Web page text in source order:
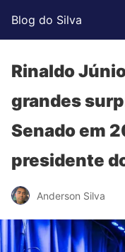
Blog do Silva
Rinaldo
grandes
Senado em
presidente
Anderson Silva